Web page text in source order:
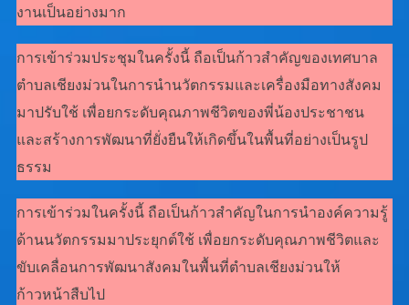
งานเป็นอย่างมาก
การเข้าร่วมประชุมในครั้งนี้ ถือเป็นก้าวสำคัญของเทศบาล
ตำบลเชียงม่วนในการนำนวัตกรรมและเครื่องมือทางสังคม
มาปรับใช้ เพื่อยกระดับคุณภาพชีวิตของพี่น้องประชาชน
และสร้างการพัฒนาที่ยั่งยืนให้เกิดขึ้นในพื้นที่อย่างเป็นรูป
ธรรม
การเข้าร่วมในครั้งนี้ ถือเป็นก้าวสำคัญในการนำองค์ความรู้
ด้านนวัตกรรมมาประยุกต์ใช้ เพื่อยกระดับคุณภาพชีวิตและ
ขับเคลื่อนการพัฒนาสังคมในพื้นที่ตำบลเชียงม่วนให้
ก้าวหน้าสืบไป